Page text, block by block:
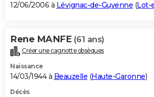
12/06/2006 à Lévignac-de-Guyenne (Lot-
Rene MANFE (61 ans)
Créer une cagnotte obsèques
Naissance
14/03/1944 à Beauzelle (Haute-Garonne)
Décès